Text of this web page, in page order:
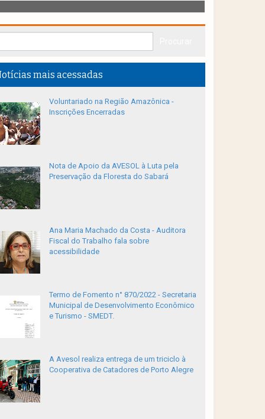
mais acessadas
Voluntariado na Região Amazônica -
Inscrições Encerradas
Nota de Apoio da AVESOL à Luta pela
Preservação da Floresta do Sabará
Ana Maria Machado da Costa - Auditora
Fiscal do Trabalho fala sobre
acessibilidade
Termo de Fomento n° 870/2022 - Secretaria
Municipal de Desenvolvimento Econômico
e Turismo - SMEDT.
A Avesol realiza entrega de um triciclo à
Cooperativa de Catadores de Porto Alegre